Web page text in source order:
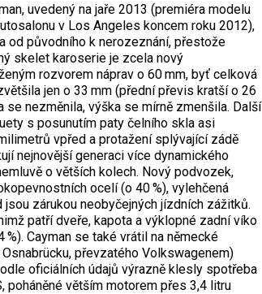
uvedený na jaře 2013 (premiéra modelu
v Los Angeles koncem roku 2012),
od původního k nerozeznání, přestože
skelet karoserie je zcela nový
rozvorem náprav o 60 mm, byť celková
jen o 33 mm (přední převis kratší o 26
se nezměnila, výška se mírně zmenšila. Další
s posunutím paty čelního skla asi
vpřed a protažení splývající zádě
nejnovější generaci více dynamického
o větších kolech. Nový podvozek,
ocelí (o 40 %), vylehčená
zárukou neobyčejných jízdních zážitků.
patří dveře, kapota a výklopné zadní víko
Cayman se také vrátil na německé
převzatého Volkswagenem)
oficiálních údajů výrazně klesly spotřeba
poháněné větším motorem přes 3,4 litru